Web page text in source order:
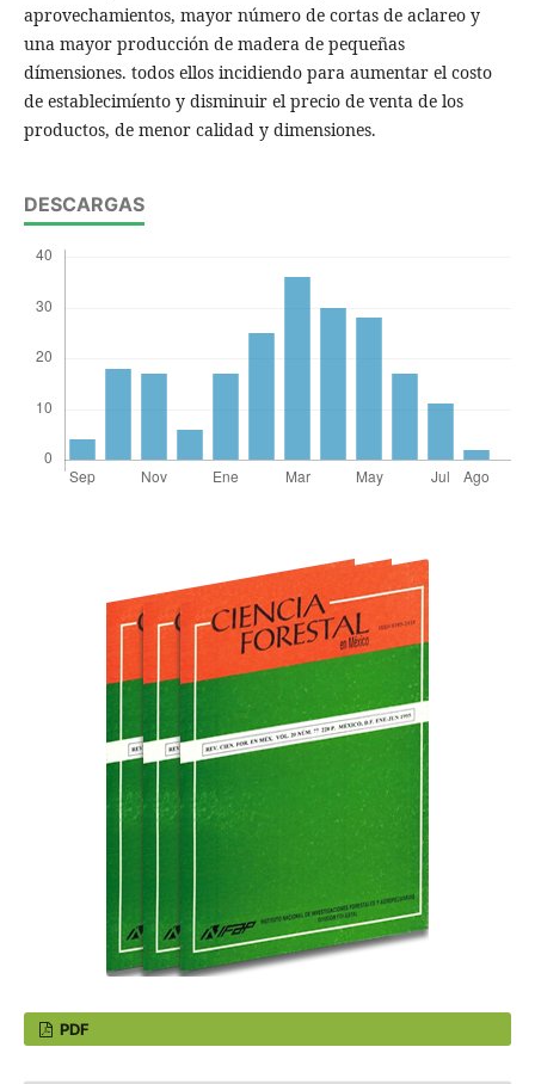
aprovechamientos, mayor número de cortas de aclareo y
una mayor producción de madera de pequeñas
dímensiones. todos ellos incidiendo para aumentar el costo
de establecimíento y disminuir el precio de venta de los
productos, de menor calidad y dimensiones.
DESCARGAS
PDF